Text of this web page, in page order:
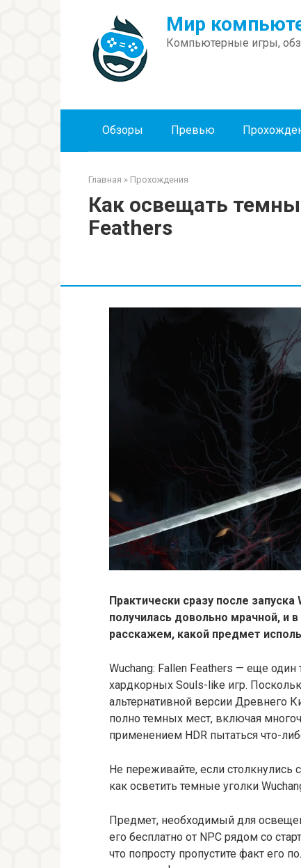
Мир
Компьютерные игры,
Обзоры Превью
Главная » Прохождения
Как освещать
Feathers
Практически сразу после
получилась довольно мрачной, и
расскажем, какой предмет
Wuchang: Fallen Feathers — еще
хардкорных Souls-like игр.
альтернативной версии Древнего
полно темных мест, включая
применением HDR пытаться что-
Не переживайте, если
как осветить темные уголки
Предмет, необходимый для
его бесплатно от NPC рядом со
что попросту пропустите факт его